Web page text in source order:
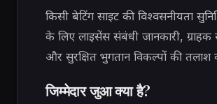
किसी बेटिंग साइट की विश्वसनीयता
के लिए लाइसेंस संबंधी जानकारी, ग्राहक
और सुरक्षित भुगतान विकल्पों की तलाश
जिम्मेदार जुआ क्या है?